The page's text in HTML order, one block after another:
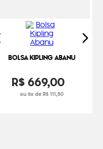
BOLSA KIPLING ABANU
R$ 669,00
ou 6x de R$ 111,50